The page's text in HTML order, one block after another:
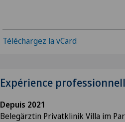
Téléchargez la vCard
Expérience
Depuis 2021
Belegärztin Privatklinik Villa im